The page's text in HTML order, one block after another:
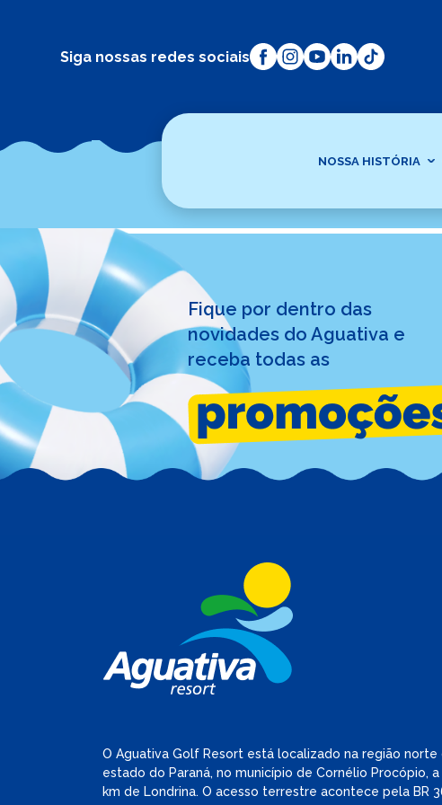
Siga nossas redes sociais
NOSSA HISTÓRIA
Tag:
Fique por dentro das
novidades do Aguativa e
receba todas as
O Aguativa Golf Resort está localizado na região norte
estado do Paraná, no município de Cornélio Procópio, a
km de Londrina. O acesso terrestre acontece pela BR